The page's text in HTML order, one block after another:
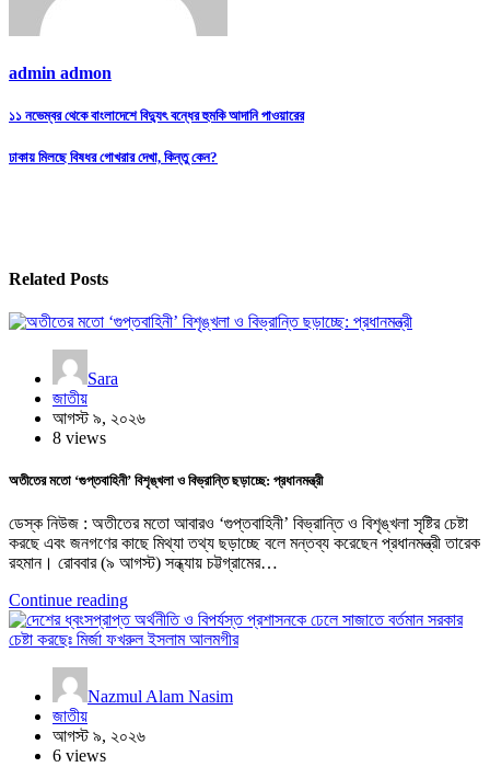
admin admon
Post
navigation
১১ নভেম্বর থেকে বাংলাদেশে বিদ্যুৎ বন্ধের হুমকি আদানি পাওয়ারের
ঢাকায় মিলছে বিষধর গোখরার দেখা, কিন্তু কেন?
Related Posts
Sara
জাতীয়
আগস্ট ৯, ২০২৬
8 views
অতীতের মতো ‘গুপ্তবাহিনী’ বিশৃঙ্খলা ও বিভ্রান্তি ছড়াচ্ছে: প্রধানমন্ত্রী
ডেস্ক নিউজ : অতীতের মতো আবারও ‘গুপ্তবাহিনী’ বিভ্রান্তি ও বিশৃঙ্খলা সৃষ্টির চেষ্টা
করছে এবং জনগণের কাছে মিথ্যা তথ্য ছড়াচ্ছে বলে মন্তব্য করেছেন প্রধানমন্ত্রী তারেক
রহমান। রোববার (৯ আগস্ট) সন্ধ্যায় চট্টগ্রামের…
Continue reading
Nazmul Alam Nasim
জাতীয়
আগস্ট ৯, ২০২৬
6 views